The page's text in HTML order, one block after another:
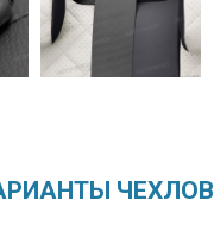
ЧЕХЛОВ